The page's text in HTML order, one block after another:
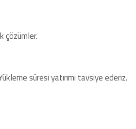
çözümler.
süresi yatırımı tavsiye ederiz.